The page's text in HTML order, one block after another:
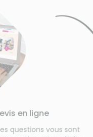
questions vous sont
en ligne